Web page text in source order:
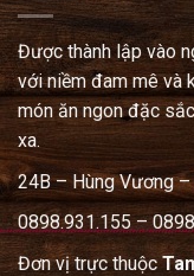
Được thành lập vào
với niềm đam mê và
món ăn ngon đặc
xa.
24B – Hùng Vương
0898.931.155 –
Đơn vị trực thuộc